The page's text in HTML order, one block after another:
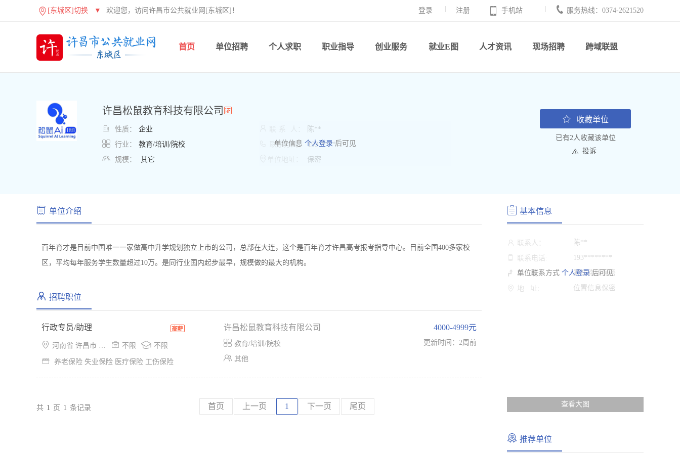
[东城区]切换 ▼ 欢迎您，访问许昌市公共就业网[东城区]！ 登录 注册 手机站 服务热线：0374-2621520
首页 单位招聘 个人求职 职业指导 创业服务 就业E图 人才资讯 现场招聘 跨域联盟
许昌松鼠教育科技有限公司
 性质： 企业
 行业： 教育/培训/院校
 规模： 其它
单位信息 个人登录后可见
陈**
联系方式： 193*******
保密
收藏单位
已有2人收藏该单位
投诉
单位介绍
百年育才是目前中国唯一一家做高中升学规划独立上市的公司，总部在大连，这个是百年育才许昌高考报考指导中心。目前全国400多家校
区，平均每年服务学生数量超过10万。是同行业国内起步最早，规模做的最大的机构。
招聘职位
行政专员/助理
 河南省 许昌市 魏都区  不限  不限
 养老保险 失业保险 医疗保险 工伤保险
许昌松鼠教育科技有限公司
 教育/培训/院校
 其他
4000-4999元
更新时间：2周前
共 1 页 1 条记录 首页 上一页 1 下一页 尾页
基本信息
单位联系方式 个人登录后可见
联系人： 陈**
联系电话: 193********
路 线: 乘车路线保密
地 址: 位置信息保密
查看大图
推荐单位